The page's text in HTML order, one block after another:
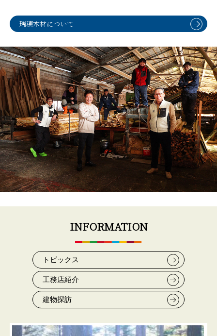
瑞穂木材について
INFORMATION
トピックス
工務店紹介
建物探訪